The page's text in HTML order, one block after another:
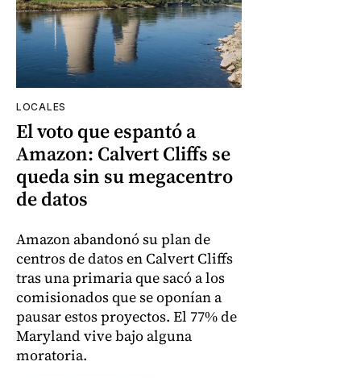
LOCALES
El voto que espantó a
Amazon: Calvert Cliffs se
queda sin su megacentro
de datos
Amazon abandonó su plan de
centros de datos en Calvert Cliffs
tras una primaria que sacó a los
comisionados que se oponían a
pausar estos proyectos. El 77% de
Maryland vive bajo alguna
moratoria.